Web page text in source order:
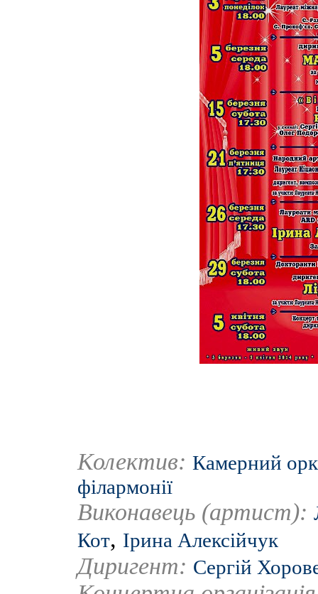
Колектив: Камерний
філармонії
Виконавець (артист):
Кот, Ірина Алексійчук
Диригент: Сергій